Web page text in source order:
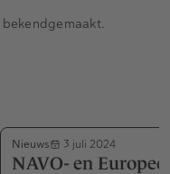
Nieuws 3 juli 2024
NAVO- en